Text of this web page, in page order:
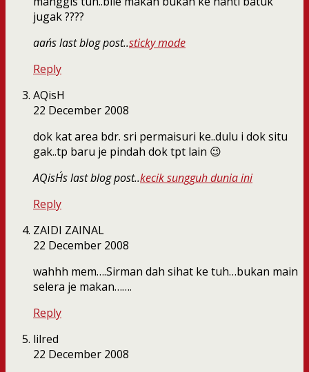
jugak ????
aan´s last blog post..sticky mode
Reply
AQisH
22 December 2008
dok kat area bdr. sri permaisuri ke..dulu i dok situ
gak..tp baru je pindah dok tpt lain 😉
AQisH´s last blog post..kecik sungguh dunia ini
Reply
ZAIDI ZAINAL
22 December 2008
wahhh mem….Sirman dah sihat ke tuh…bukan main
selera je makan…….
Reply
lilred
22 December 2008